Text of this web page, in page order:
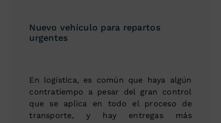
Nuevo vehículo para repartos
urgentes
En logística, es común que haya algún
contratiempo a pesar del gran control
que se aplica en todo el proceso de
transporte, y hay entregas más